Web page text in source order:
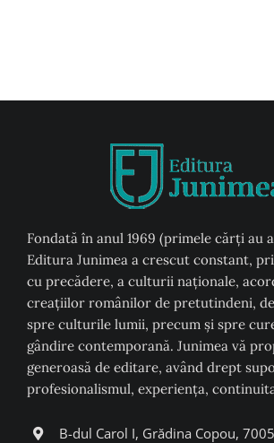
Fondată în anul 1969 (primele cărți au
Editura Junimea a crescut constant,
cu precădere, a culturii naţionale,
creaţiilor românilor de pretutindeni,
spre culturile lumii, precum şi spre
gândire contemporană. Junimea vă
generoasă de editare, având drept
profesionalismul, experiența,
B-dul Carol I, Grădina Copou,